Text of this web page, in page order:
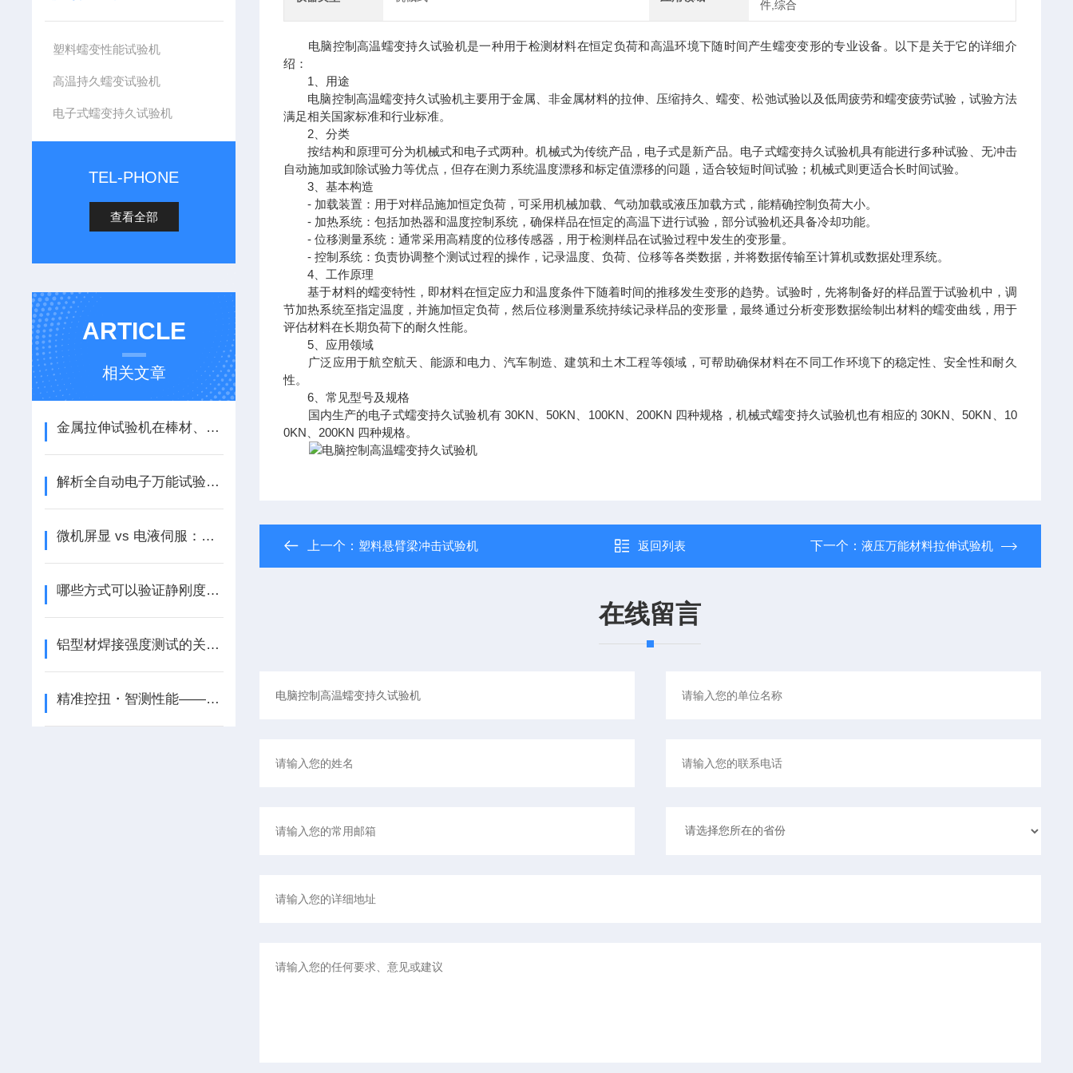
塑料蠕变性能试验机
高温持久蠕变试验机
电子式蠕变持久试验机
TEL-PHONE
查看全部
ARTICLE
相关文章
金属拉伸试验机在棒材、板材生产线上的全流程管控
解析全自动电子万能试验机的工作原理与系统构成
微机屏显 vs 电液伺服：液压万能试验机怎么选？技术对比与选型指南
哪些方式可以验证静刚度试验机的结果
铝型材焊接强度测试的关键流程与注意事项
精准控扭・智测性能——盛林精密微机控制电子式扭转试验机
件,综合
电脑控制高温蠕变持久试验机是一种用于检测材料在恒定负荷和高温环境下随时间产生蠕变变形的专业设备。以下是关于它的详细介
绍：
1、用途
电脑控制高温蠕变持久试验机主要用于金属、非金属材料的拉伸、压缩持久、蠕变、松弛试验以及低周疲劳和蠕变疲劳试验，试验方法
满足相关国家标准和行业标准。
2、分类
按结构和原理可分为机械式和电子式两种。机械式为传统产品，电子式是新产品。电子式蠕变持久试验机具有能进行多种试验、无冲击
自动施加或卸除试验力等优点，但存在测力系统温度漂移和标定值漂移的问题，适合较短时间试验；机械式则更适合长时间试验。
3、基本构造
- 加载装置：用于对样品施加恒定负荷，可采用机械加载、气动加载或液压加载方式，能精确控制负荷大小。
- 加热系统：包括加热器和温度控制系统，确保样品在恒定的高温下进行试验，部分试验机还具备冷却功能。
- 位移测量系统：通常采用高精度的位移传感器，用于检测样品在试验过程中发生的变形量。
- 控制系统：负责协调整个测试过程的操作，记录温度、负荷、位移等各类数据，并将数据传输至计算机或数据处理系统。
4、工作原理
基于材料的蠕变特性，即材料在恒定应力和温度条件下随着时间的推移发生变形的趋势。试验时，先将制备好的样品置于试验机中，调
节加热系统至指定温度，并施加恒定负荷，然后位移测量系统持续记录样品的变形量，最终通过分析变形数据绘制出材料的蠕变曲线，用于
评估材料在长期负荷下的耐久性能。
5、应用领域
广泛应用于航空航天、能源和电力、汽车制造、建筑和土木工程等领域，可帮助确保材料在不同工作环境下的稳定性、安全性和耐久
性。
6、常见型号及规格
国内生产的电子式蠕变持久试验机有 30KN、50KN、100KN、200KN 四种规格，机械式蠕变持久试验机也有相应的 30KN、50KN、10
0KN、200KN 四种规格。
上一个： 塑料悬臂梁冲击试验机 返回列表 下一个： 液压万能材料拉伸试验机
在线留言